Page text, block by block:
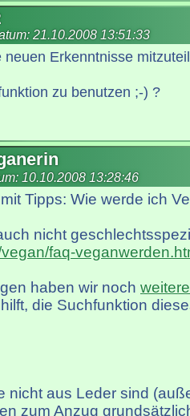
21.10.2008 13:51:33
Erkenntnisse
zu benutzen ;-) ?
10.10.2008 13:28:46
Tipps: Wie werde ich
nicht
faq-
haben wir noch
die Suchfunktion
nicht aus Leder sind
zum Anzug